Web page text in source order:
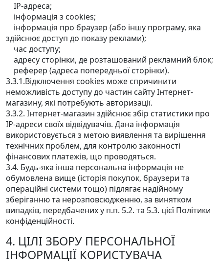
IP-адреса;
інформація з cookies;
інформація про браузер (або іншу програму, яка
здійснює доступ до показу реклами);
час доступу;
адресу сторінки, де розташований рекламний блок;
реферер (адреса попередньої сторінки).
3.3.1.Відключення cookies може спричинити
неможливість доступу до частин сайту Інтернет-
магазину, які потребують авторизації.
3.3.2. Інтернет-магазин здійснює збір статистики про
IP-адреси своїх відвідувачів. Дана інформація
використовується з метою виявлення та вирішення
технічних проблем, для контролю законності
фінансових платежів, що проводяться.
3.4. Будь-яка інша персональна інформація не
обумовлена ​​вище (історія покупок, браузери та
операційні системи тощо) підлягає надійному
зберіганню та нерозповсюдженню, за винятком
випадків, передбачених у п.п. 5.2. та 5.3. цієї Політики
конфіденційності.
4. ЦІЛІ ЗБОРУ ПЕРСОНАЛЬНОЇ
ІНФОРМАЦІЇ КОРИСТУВАЧА